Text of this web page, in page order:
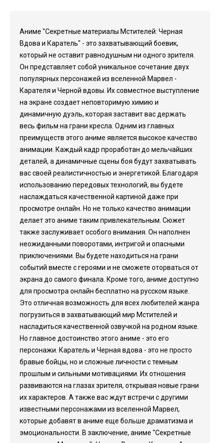
Аниме "Секретные материалы Мстителей: Черная
Вдова и Каратель" - это захватывающий боевик,
который не оставит равнодушным ни одного зрителя.
Он представляет собой уникальное сочетание двух
популярных персонажей из вселенной Марвел -
Карателя и Черной вдовы. Их совместное выступление
на экране создает неповторимую химию и
динамичную дуэль, которая заставит вас держать
весь фильм на грани кресла. Одним из главных
преимуществ этого аниме является высокое качество
анимации. Каждый кадр проработан до мельчайших
деталей, а динамичные сцены боя будут захватывать
вас своей реалистичностью и энергетикой. Благодаря
использованию передовых технологий, вы будете
наслаждаться качественной картиной даже при
просмотре онлайн. Но не только качество анимации
делает это аниме таким привлекательным. Сюжет
также заслуживает особого внимания. Он наполнен
неожиданными поворотами, интригой и опасными
приключениями. Вы будете находиться на грани
событий вместе с героями и не сможете оторваться от
экрана до самого финала. Кроме того, аниме доступно
для просмотра онлайн бесплатно на русском языке.
Это отличная возможность для всех любителей жанра
погрузиться в захватывающий мир Мстителей и
насладиться качественной озвучкой на родном языке.
Но главное достоинство этого аниме - это его
персонажи. Каратель и Черная вдова - это не просто
бравые бойцы, но и сложные личности с темным
прошлым и сильными мотивациями. Их отношения
развиваются на глазах зрителя, открывая новые грани
их характеров. А также вас ждут встречи с другими
известными персонажами из вселенной Марвел,
которые добавят в аниме еще больше драматизма и
эмоциональности. В заключение, аниме "Секретные